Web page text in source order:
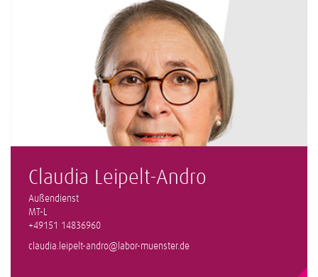
Claudia Leipelt-Andro
Außendienst
MT-L
+49151 14836960
claudia.leipelt-andro@labor-muenster.de